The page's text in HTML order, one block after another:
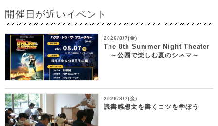
開催日が近いイベント
2026/8/7(金)
The 8th Summer Night Theater
～公園で楽しむ夏のシネマ～
2026/8/7(金)
読書感想文を書くコツを学ぼう